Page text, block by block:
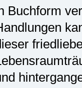
Buchform